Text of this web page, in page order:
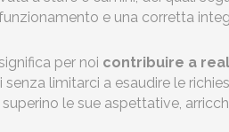
e una corretta
per noi contribuire a
limitarci a esaudire le
le sue aspettative,